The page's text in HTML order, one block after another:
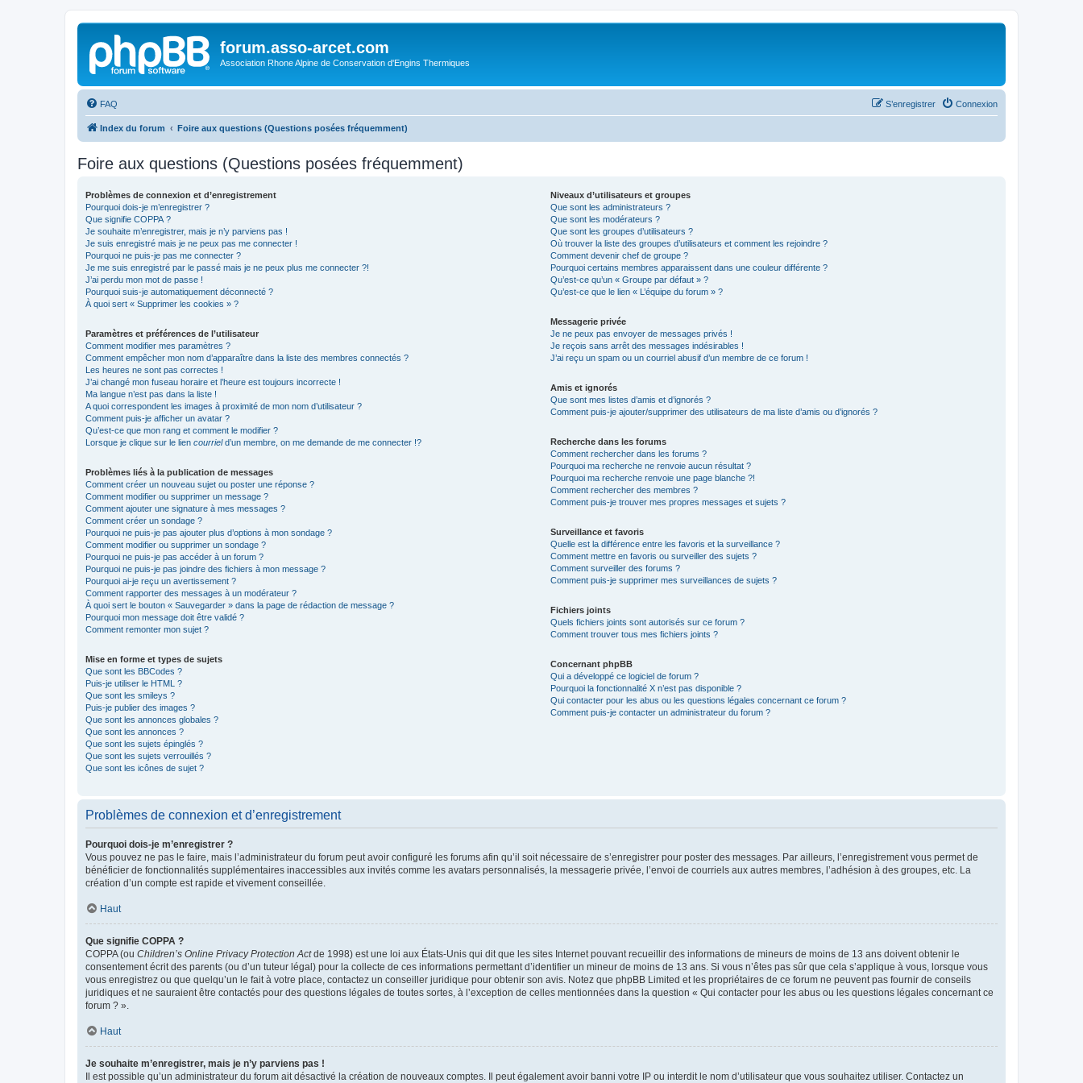
forum.asso-arcet.com
Association Rhone Alpine de Conservation d'Engins Thermiques
FAQ Connexion
S’enregistrer
Index du forum Foire aux questions (Questions posées fréquemment)
Foire aux questions (Questions posées fréquemment)
Problèmes de connexion et d’enregistrement
Pourquoi dois-je m’enregistrer ?
Que signifie COPPA ?
Je souhaite m’enregistrer, mais je n’y parviens pas !
Je suis enregistré mais je ne peux pas me connecter !
Pourquoi ne puis-je pas me connecter ?
Je me suis enregistré par le passé mais je ne peux plus me connecter ?!
J’ai perdu mon mot de passe !
Pourquoi suis-je automatiquement déconnecté ?
À quoi sert « Supprimer les cookies » ?
Paramètres et préférences de l’utilisateur
Comment modifier mes paramètres ?
Comment empêcher mon nom d’apparaître dans la liste des membres connectés ?
Les heures ne sont pas correctes !
J’ai changé mon fuseau horaire et l’heure est toujours incorrecte !
Ma langue n’est pas dans la liste !
A quoi correspondent les images à proximité de mon nom d’utilisateur ?
Comment puis-je afficher un avatar ?
Qu’est-ce que mon rang et comment le modifier ?
Lorsque je clique sur le lien courrield’un membre, on me demande de me connecter !?
Problèmes liés à la publication de messages
Comment créer un nouveau sujet ou poster une réponse ?
Comment modifier ou supprimer un message ?
Comment ajouter une signature à mes messages ?
Comment créer un sondage ?
Pourquoi ne puis-je pas ajouter plus d’options à mon sondage ?
Comment modifier ou supprimer un sondage ?
Pourquoi ne puis-je pas accéder à un forum ?
Pourquoi ne puis-je pas joindre des fichiers à mon message ?
Pourquoi ai-je reçu un avertissement ?
Comment rapporter des messages à un modérateur ?
À quoi sert le bouton « Sauvegarder » dans la page de rédaction de message ?
Pourquoi mon message doit être validé ?
Comment remonter mon sujet ?
Mise en forme et types de sujets
Que sont les BBCodes ?
Puis-je utiliser le HTML ?
Que sont les smileys ?
Puis-je publier des images ?
Que sont les annonces globales ?
Que sont les annonces ?
Que sont les sujets épinglés ?
Que sont les sujets verrouillés ?
Que sont les icônes de sujet ?
Niveaux d’utilisateurs et groupes
Que sont les administrateurs ?
Que sont les modérateurs ?
Que sont les groupes d’utilisateurs ?
Où trouver la liste des groupes d’utilisateurs et comment les rejoindre ?
Comment devenir chef de groupe ?
Pourquoi certains membres apparaissent dans une couleur différente ?
Qu’est-ce qu’un « Groupe par défaut » ?
Qu’est-ce que le lien « L’équipe du forum » ?
Messagerie privée
Je ne peux pas envoyer de messages privés !
Je reçois sans arrêt des messages indésirables !
J’ai reçu un spam ou un courriel abusif d’un membre de ce forum !
Amis et ignorés
Que sont mes listes d’amis et d’ignorés ?
Comment puis-je ajouter/supprimer des utilisateurs de ma liste d’amis ou d’ignorés ?
Recherche dans les forums
Comment rechercher dans les forums ?
Pourquoi ma recherche ne renvoie aucun résultat ?
Pourquoi ma recherche renvoie une page blanche ?!
Comment rechercher des membres ?
Comment puis-je trouver mes propres messages et sujets ?
Surveillance et favoris
Quelle est la différence entre les favoris et la surveillance ?
Comment mettre en favoris ou surveiller des sujets ?
Comment surveiller des forums ?
Comment puis-je supprimer mes surveillances de sujets ?
Fichiers joints
Quels fichiers joints sont autorisés sur ce forum ?
Comment trouver tous mes fichiers joints ?
Concernant phpBB
Qui a développé ce logiciel de forum ?
Pourquoi la fonctionnalité X n’est pas disponible ?
Qui contacter pour les abus ou les questions légales concernant ce forum ?
Comment puis-je contacter un administrateur du forum ?
Problèmes de connexion et d’enregistrement
Pourquoi dois-je m’enregistrer ?
Vous pouvez ne pas le faire, mais l’administrateur du forum peut avoir configuré les forums afin qu’il soit nécessaire de s’enregistrer pour poster des messages. Par ailleurs, l’enregistrement vous permet de
bénéficier de fonctionnalités supplémentaires inaccessibles aux invités comme les avatars personnalisés, la messagerie privée, l’envoi de courriels aux autres membres, l’adhésion à des groupes, etc. La
création d’un compte est rapide et vivement conseillée.
Haut
Que signifie COPPA ?
COPPA (ou Children’s Online Privacy Protection Actde 1998) est une loi aux États-Unis qui dit que les sites Internet pouvant recueillir des informations de mineurs de moins de 13 ans doivent obtenir le
consentement écrit des parents (ou d’un tuteur légal) pour la collecte de ces informations permettant d’identifier un mineur de moins de 13 ans. Si vous n’êtes pas sûr que cela s’applique à vous, lorsque vous
vous enregistrez ou que quelqu’un le fait à votre place, contactez un conseiller juridique pour obtenir son avis. Notez que phpBB Limited et les propriétaires de ce forum ne peuvent pas fournir de conseils
juridiques et ne sauraient être contactés pour des questions légales de toutes sortes, à l’exception de celles mentionnées dans la question « Qui contacter pour les abus ou les questions légales concernant ce
forum ? ».
Haut
Je souhaite m’enregistrer, mais je n’y parviens pas !
Il est possible qu’un administrateur du forum ait désactivé la création de nouveaux comptes. Il peut également avoir banni votre IP ou interdit le nom d’utilisateur que vous souhaitez utiliser. Contactez un